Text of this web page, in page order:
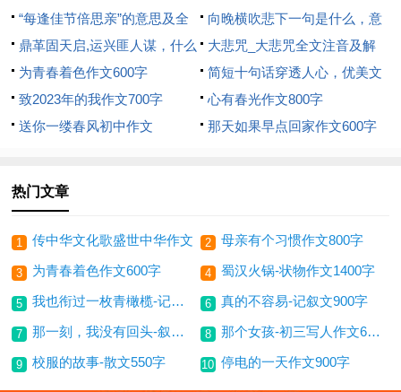
个造句
诗出处和翻译赏析 下一句 - 毛
泽东的诗词
“每逢佳节倍思亲”的意思及全
诗出处和翻译赏析
向晚横吹悲下一句是什么，意
思及全诗出处和翻译赏析
鼎革固天启,运兴匪人谋，什么
意思及全诗出处和翻译赏析
大悲咒_大悲咒全文注音及解
释
为青春着色作文600字
简短十句话穿透人心，优美文
字
致2023年的我作文700字
心有春光作文800字
送你一缕春风初中作文
那天如果早点回家作文600字
热门文章
1 传中华文化歌盛世中华作文 2 母亲有个习惯作文800字
3 为青春着色作文600字 4 蜀汉火锅-状物作文1400字
5 我也衔过一枚青橄榄-记叙文800字 6 真的不容易-记叙文900字
7 那一刻，我没有回头-叙事作文700字 8 那个女孩-初三写人作文600字
9 校服的故事-散文550字 10 停电的一天作文900字